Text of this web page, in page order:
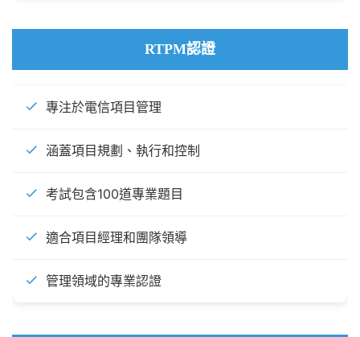
RTPM認證
專注於電信項目管理
涵蓋項目規劃、執行和控制
考試包含100道專業題目
適合項目經理和團隊領導
管理領域的專業認證